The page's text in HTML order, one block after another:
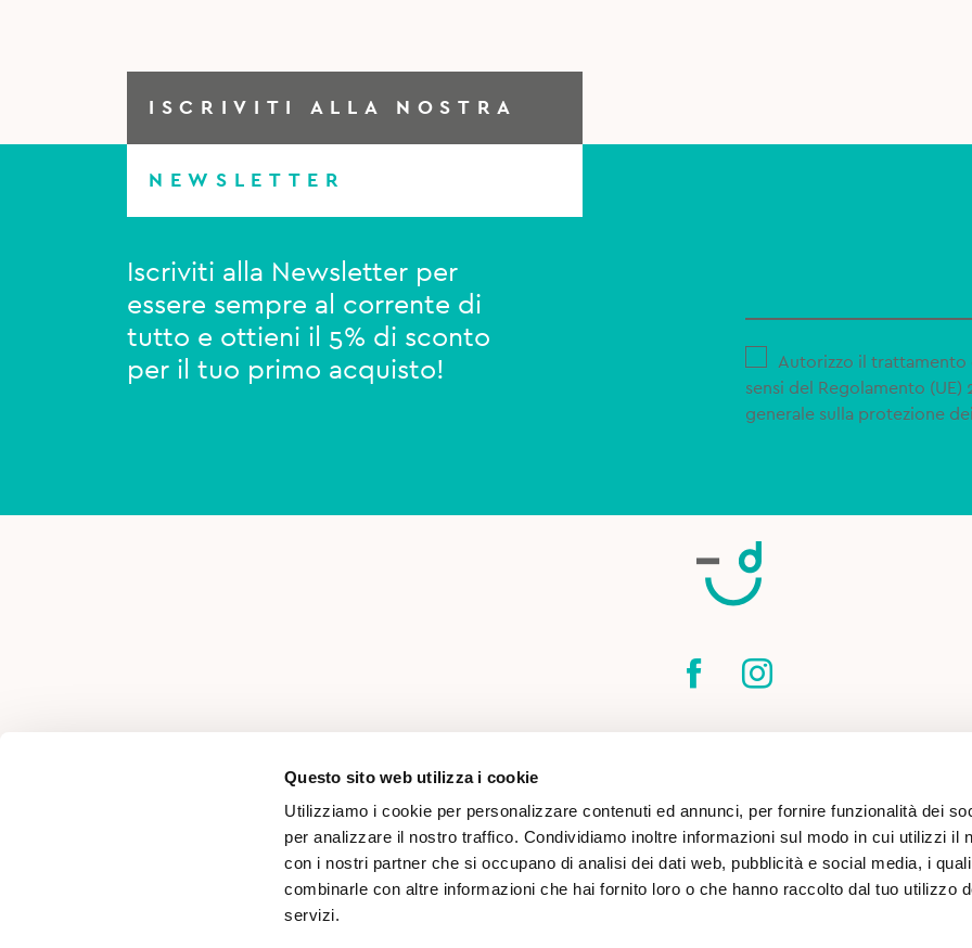
Questo sito web utilizza i cookie
Utilizziamo i cookie per personalizzare contenuti ed annunci, per fornire funzionalità dei
per analizzare il nostro traffico. Condividiamo inoltre informazioni sul modo in cui utilizzi il
con i nostri partner che si occupano di analisi dei dati web, pubblicità e social media, i
combinarle con altre informazioni che hai fornito loro o che hanno raccolto dal tuo utilizzo
servizi.
ISCRIVITI ALLA NOSTRA
NEWSLETTER
Iscriviti alla Newsletter per
essere sempre al corrente di
tutto e ottieni il 5% di sconto
per il tuo primo acquisto!
Autorizzo il trattamento
sensi del Regolamento
generale sulla protezione